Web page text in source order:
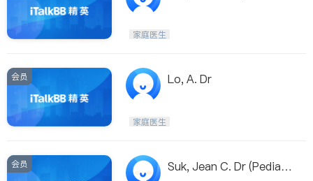
家庭医生
会员 Lo, A. Dr
家庭医生
会员
Suk, Jean C. Dr (Pediatr